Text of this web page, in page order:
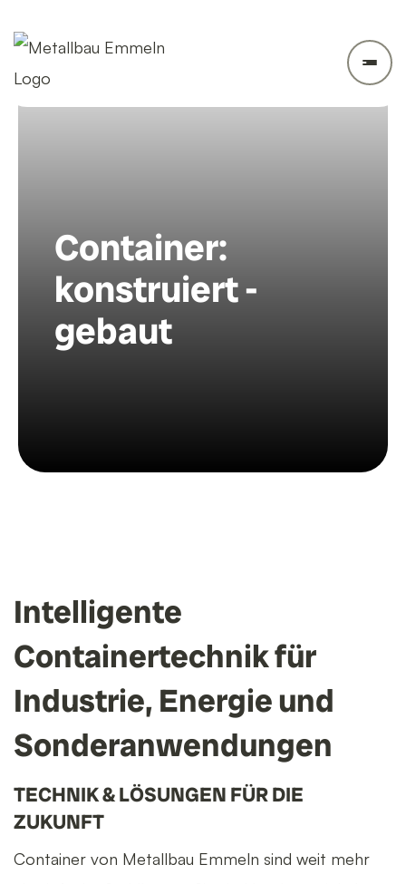
Container:
konstruiert -
gebaut
Intelligente
Containertechnik für
Industrie, Energie und
Sonderanwendungen
TECHNIK & LÖSUNGEN FÜR DIE
ZUKUNFT
Container von Metallbau Emmeln sind weit mehr